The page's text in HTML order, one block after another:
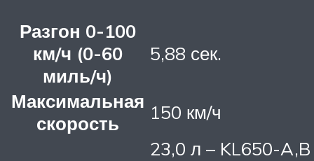
Разгон 0-100
км/ч (0-60
миль/ч)
5,88 сек.
Максимальная
скорость
150 км/ч
23,0 л – KL650-A,B